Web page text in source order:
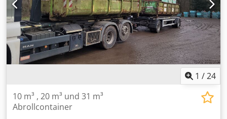
1 /24
10 m³ , 20 m³ und 31 m³
Abrollcontainer